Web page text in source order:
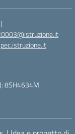
8SH4634M